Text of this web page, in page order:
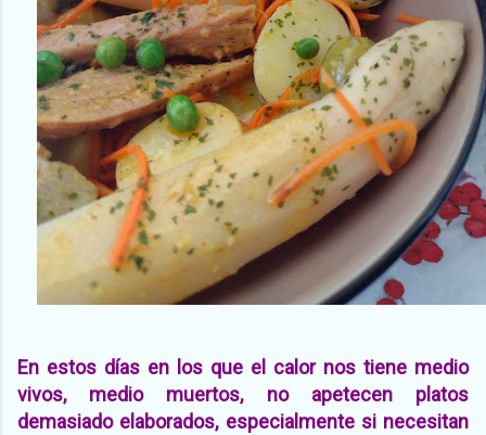
En estos días en los que el calor nos tiene medio
vivos, medio muertos, no apetecen platos
demasiado elaborados, especialmente si necesitan